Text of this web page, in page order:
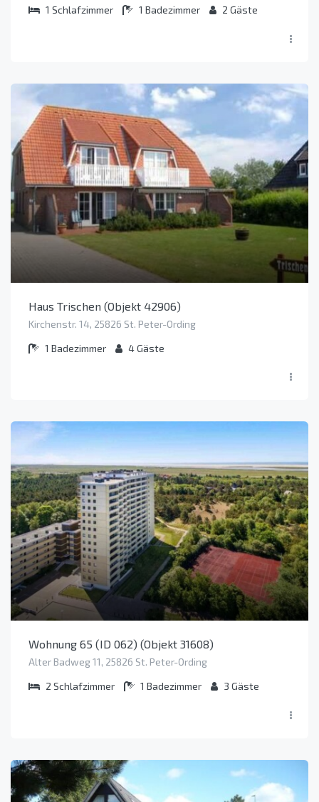
1 Schlafzimmer 1 Badezimmer 2 Gäste
Haus Trischen (Objekt 42906)
Kirchenstr. 14, 25826 St. Peter-Ording
1 Badezimmer 4Gäste
Wohnung 65 (ID 062) (Objekt 31608)
Alter Badweg 11, 25826 St. Peter-Ording
2 Schlafzimmer 1 Badezimmer 3 Gäste